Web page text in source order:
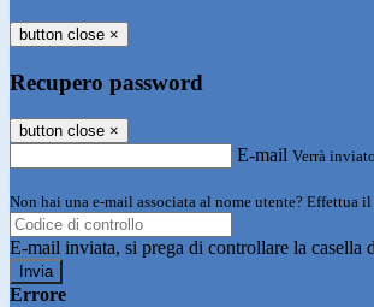
button close ×
Recupero password
button close ×
E-mail Verrà
Non hai una e-mail associata al nome utente? Effettua
E-mail inviata, si prega di controllare la casella
Errore